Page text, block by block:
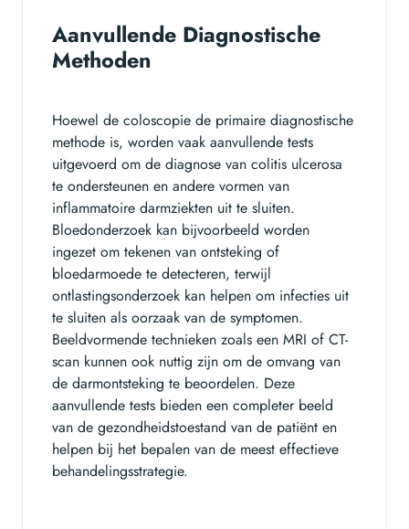
Aanvullende Diagnostische
Methoden
Hoewel de coloscopie de primaire diagnostische
methode is, worden vaak aanvullende tests
uitgevoerd om de diagnose van colitis ulcerosa
te ondersteunen en andere vormen van
inflammatoire darmziekten uit te sluiten.
Bloedonderzoek kan bijvoorbeeld worden
ingezet om tekenen van ontsteking of
bloedarmoede te detecteren, terwijl
ontlastingsonderzoek kan helpen om infecties uit
te sluiten als oorzaak van de symptomen.
Beeldvormende technieken zoals een MRI of CT-
scan kunnen ook nuttig zijn om de omvang van
de darmontsteking te beoordelen. Deze
aanvullende tests bieden een completer beeld
van de gezondheidstoestand van de patiënt en
helpen bij het bepalen van de meest effectieve
behandelingsstrategie.